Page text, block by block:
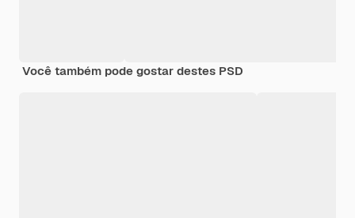
Você também pode gostar destes PSD